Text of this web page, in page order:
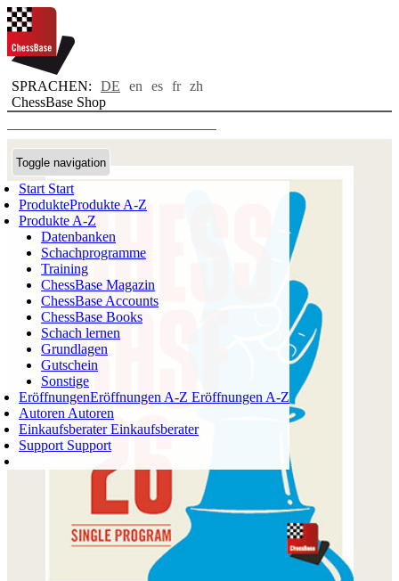
SPRACHEN: DE en es fr zh
ChessBase Shop
Toggle navigation
Start Start
ProdukteProdukte A-Z
Produkte A-Z
Datenbanken
Schachprogramme
Training
ChessBase Magazin
ChessBase Accounts
ChessBase Books
Schach lernen
Grundlagen
Gutschein
Sonstige
EröffnungenEröffnungen A-Z Eröffnungen A-Z
Autoren Autoren
EinkaufsberaterEinkaufsberater
Support Support
0,00 €
✔